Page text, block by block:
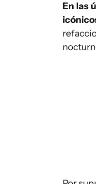
En las